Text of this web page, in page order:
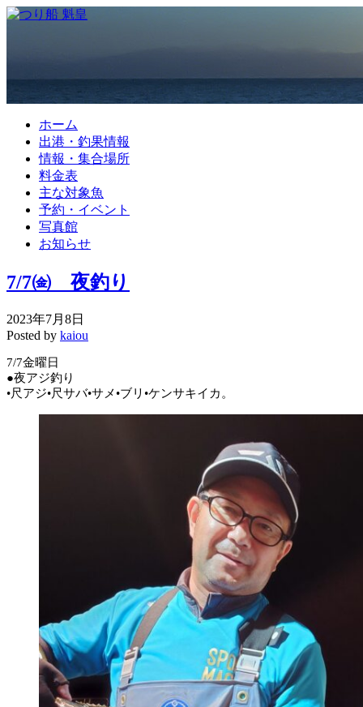
ホーム
出港・釣果情報
情報・集合場所
料金表
主な対象魚
予約・イベント
写真館
お知らせ
7/7㈮ 夜釣り
2023年7月8日
Posted by kaiou
7/7金曜日
●夜アジ釣り
•尺アジ•尺サバ•サメ•ブリ•ケンサキイカ。